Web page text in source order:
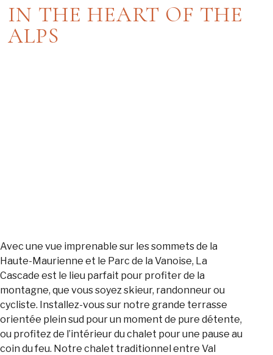
IN THE HEART OF THE
ALPS
Avec une vue imprenable sur les sommets de la
Haute-Maurienne et le Parc de la Vanoise, La
Cascade est le lieu parfait pour profiter de la
montagne, que vous soyez skieur, randonneur ou
cycliste. Installez-vous sur notre grande terrasse
orientée plein sud pour un moment de pure détente,
ou profitez de l’intérieur du chalet pour une pause au
coin du feu. Notre chalet traditionnel entre Val